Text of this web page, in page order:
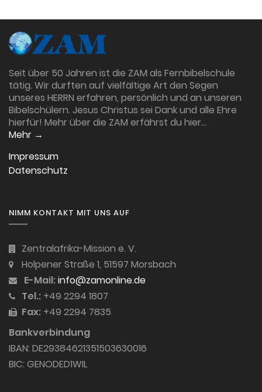
Seit über 50 Jahren ist die ZAM als Fernbibelschule
tätig. Wir durften auf vielfältige Art den Segen
unseres HERRN erfahren, persönlich und an unseren
Bibelschülern. Jesus Christus sei Dank und alle Ehre
hierfür! Mehr über die ZAM erfährst du hier…
Mehr →
Impressum
Datenschutz
NIMM KONTAKT MIT UNS AUF
Zentralafrika-Mission e. V.
Holpener Straße 1, 51597 Morsbach
E-Mail:info@zamonline.de
Tel.: +49 2294 1807
Fax: +49 2294 7835
Bankverbindung
IBAN: DE29384621351503630016
BIC: GENODED1WIL